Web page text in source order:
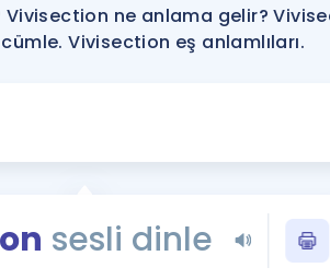
YDS ve YÖKDİL'e
Tüm ÖSYM
YDS - YÖKDİL
ne anlama gelir?
Vivisection eş anlamlıları.
sesli dinle